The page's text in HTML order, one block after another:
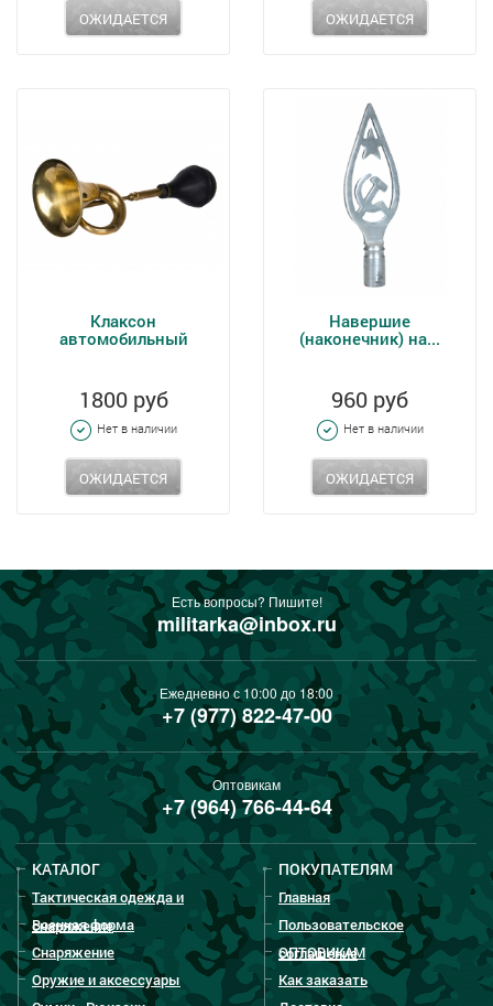
ОЖИДАЕТСЯ ОЖИДАЕТСЯ
Клаксон
автомобильный
1800 руб
Нет в наличии
ОЖИДАЕТСЯ
Навершие
(наконечник) на...
960 руб
Нет в наличии
ОЖИДАЕТСЯ
Есть вопросы? Пишите!
militarka@inbox.ru
Ежедневно с 10:00 до 18:00
+7 (977) 822-47-00
Оптовикам
+7 (964) 766-44-64
КАТАЛОГ
Тактическая одежда и
снаряжение
Военная форма
Снаряжение
Оружие и аксессуары
ПОКУПАТЕЛЯМ
Главная
Пользовательское
соглашение
ОПТОВИКАМ
Как заказать